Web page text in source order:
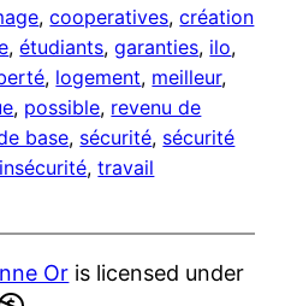
, cooperatives, création
, étudiants, garanties, ilo
, logement, meilleur
, possible, revenu de
base, sécurité, sécurité
, travail
Or is licensed under